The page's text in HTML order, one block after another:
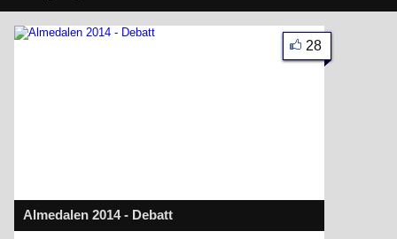
Almedalen 2014 - Debatt
28